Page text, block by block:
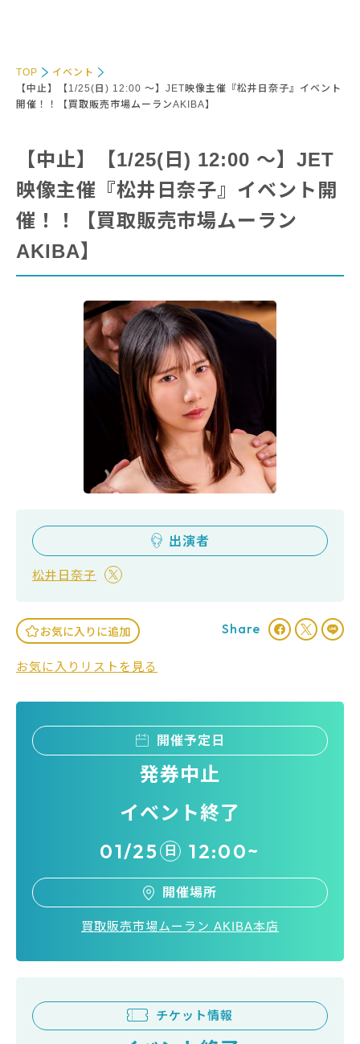
TOP
イベント
【中止】【1/25(日) 12:00 〜】JET映像主催『松井日奈子』イベント
開催！！【買取販売市場ムーランAKIBA】
【中止】【1/25(日) 12:00 〜】JET
映像主催『松井日奈子』イベント開
催！！【買取販売市場ムーラン
AKIBA】
出演者
松井日奈子
お気に入りに追加
お気に入りリストを見る
Share
開催予定日
発券中止
イベント終了
01/25 日 12:00~
開催場所
買取販売市場ムーラン AKIBA本店
チケット情報